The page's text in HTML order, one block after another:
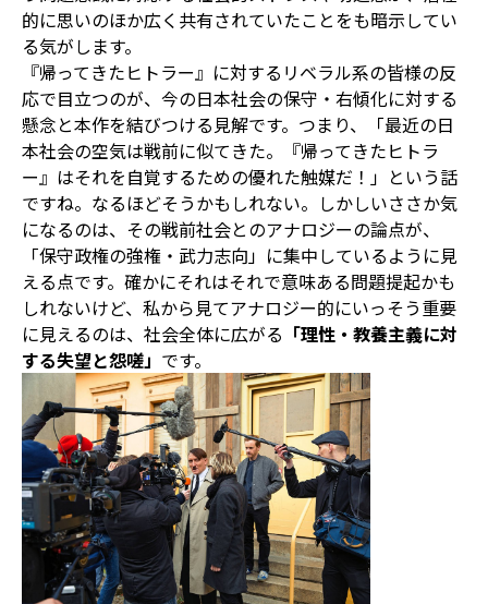
的に思いのほか広く共有されていたことをも暗示してい
る気がします。
『帰ってきたヒトラー』に対するリベラル系の皆様の反
応で目立つのが、今の日本社会の保守・右傾化に対する
懸念と本作を結びつける見解です。つまり、「最近の日
本社会の空気は戦前に似てきた。『帰ってきたヒトラ
ー』はそれを自覚するための優れた触媒だ！」という話
ですね。なるほどそうかもしれない。しかしいささか気
になるのは、その戦前社会とのアナロジーの論点が、
「保守政権の強権・武力志向」に集中しているように見
える点です。確かにそれはそれで意味ある問題提起かも
しれないけど、私から見てアナロジー的にいっそう重要
に見えるのは、社会全体に広がる 「理性・教養主義に対
する失望と怨嗟」 です。